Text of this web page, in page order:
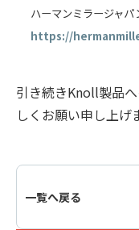
ハーマンミラージャパ
https://
引き続きKnoll製品
しくお願い申し上げ
一覧へ戻る